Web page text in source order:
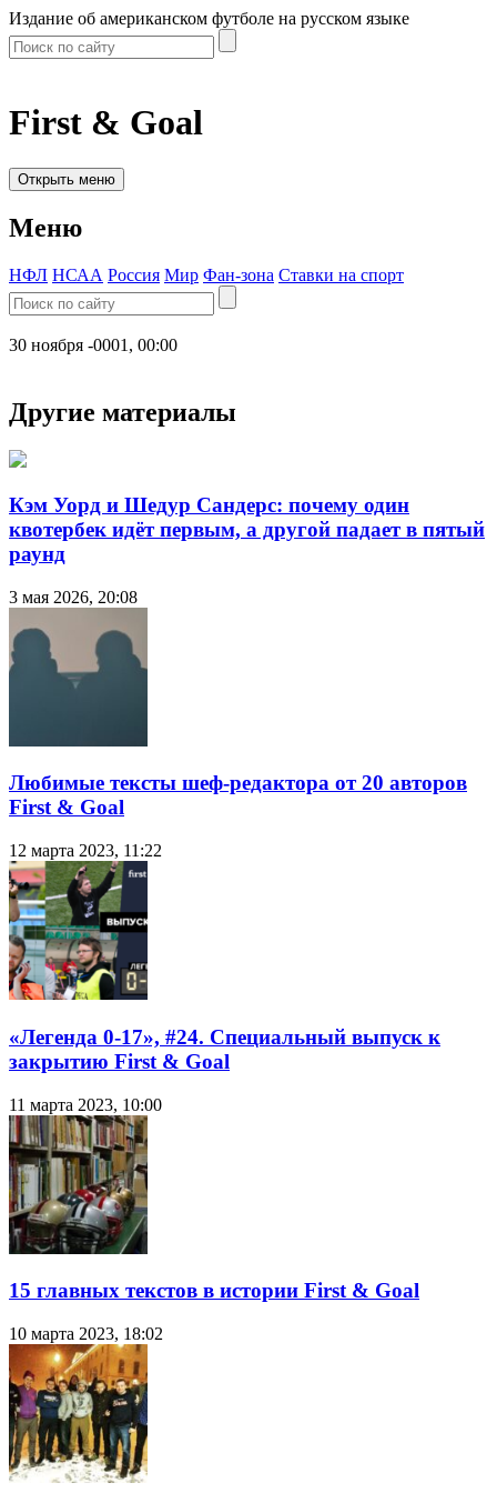
Издание об американском футболе на русском языке
First & Goal
Открыть меню
Меню
НФЛ НСАА Россия Мир Фан-зона Ставки на спорт
30 ноября -0001, 00:00
Другие материалы
Кэм Уорд и Шедур Сандерс: почему один
квотербек идёт первым, а другой падает в пятый
раунд
3 мая 2026, 20:08
Любимые тексты шеф-редактора от 20 авторов
First & Goal
12 марта 2023, 11:22
«Легенда 0-17», #24. Специальный выпуск к
закрытию First & Goal
11 марта 2023, 10:00
15 главных текстов в истории First & Goal
10 марта 2023, 18:02